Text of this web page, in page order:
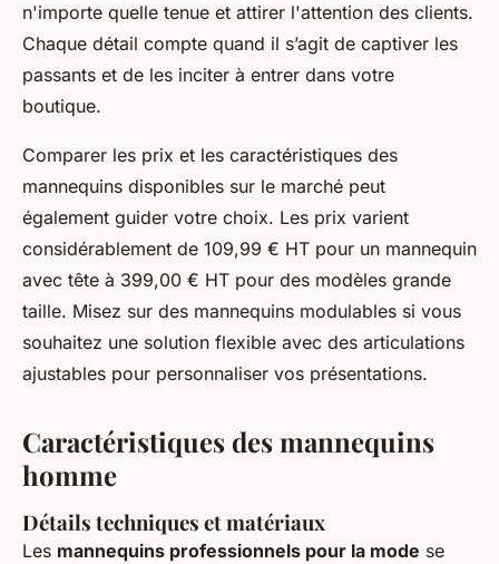
n'importe quelle tenue et attirer l'attention des clients.
Chaque détail compte quand il s’agit de captiver les
passants et de les inciter à entrer dans votre
boutique.
Comparer les prix et les caractéristiques des
mannequins disponibles sur le marché peut
également guider votre choix. Les prix varient
considérablement de 109,99 € HT pour un mannequin
avec tête à 399,00 € HT pour des modèles grande
taille. Misez sur des mannequins modulables si vous
souhaitez une solution flexible avec des articulations
ajustables pour personnaliser vos présentations.
Caractéristiques des mannequins
homme
Détails techniques et matériaux
Les mannequins professionnels pour la mode se